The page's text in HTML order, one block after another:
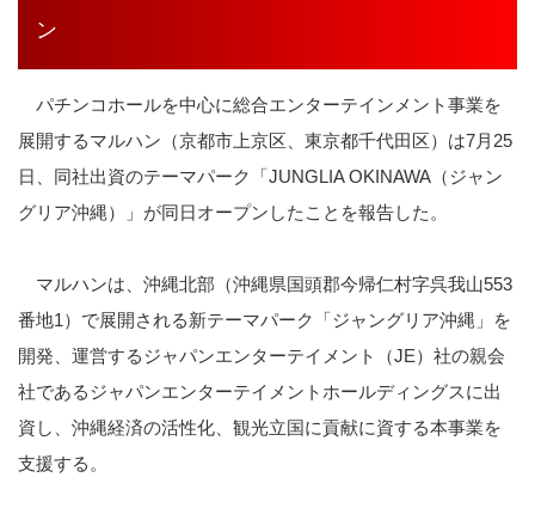
ン
パチンコホールを中心に総合エンターテインメント事業を
展開するマルハン（京都市上京区、東京都千代田区）は7月 25
日、同社出資のテーマパーク「JUNGLIA OKINAWA （ジャン
グリア沖縄）」が同日オープンしたことを報告した。
マルハンは、沖縄北部（沖縄県国頭郡今帰仁村字呉我山553
番地1） で展開される新テーマパーク「ジャングリア沖縄」を
開発、運営するジャパンエンターテイメント（JE）社の親会
社であるジャパンエンターテイメントホールディングスに出
資し、沖縄経済の活性化、観光立国に貢献に資する本事業を
支援する。